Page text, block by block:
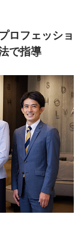
ロフェッショ
で指導